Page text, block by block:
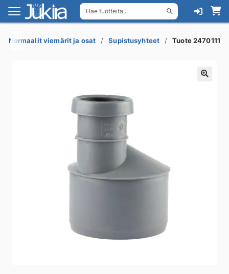
Hae tuotteita...
Siirry
navigointiin
Siirry
sisältöön
Normaalit viemärit ja osat Supistusyhteet Tuote 2470111